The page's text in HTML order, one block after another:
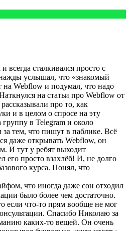
всегда сталкивался просто с
услышал, что «знакомый
на Webflow и подумал, что надо
на статьи про Webflow от
про то, как
и в целом о спросе на эту
в Telegram и около
за тем, что пишут в паблике. Всё
даже открывать Webflow, он
И тут у ребят выходит
его просто взахлёб! И, не долго
курса. Понял, что
что иногда даже сон отходил
было более чем достаточно.
если что-то прям вообще не мог
Спасибо Николаю за
каких-то вещей. Он очень